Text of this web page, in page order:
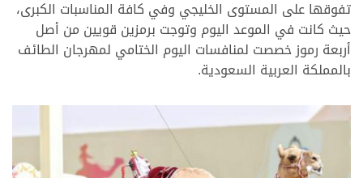
تفوقها على المستوى الخليجي وفي كافة المناسبات الكبرى،
حيث كانت في الموعد اليوم وتوجت برمزين قويين من أصل
أربعة رموز خصصت لمنافسات اليوم الختامي لمهرجان الطائف
بالمملكة العربية السعودية.